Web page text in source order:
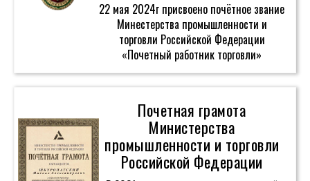
22 мая 2024г присвоено почётное звание
Минестерства промышленности и
торговли Российской Федерации
«Почетный работник торговли»
Почетная грамота
Министерства
промышленности и торговли
Российской Федерации